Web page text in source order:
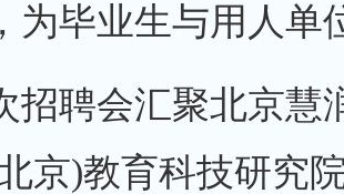
为毕业生与用人单
聘会汇聚北京慧
京)教育科技研究